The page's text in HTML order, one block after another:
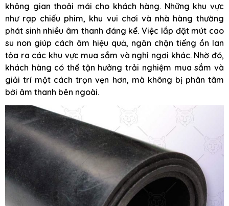
không gian thoải mái cho khách hàng. Những khu vực
như rạp chiếu phim, khu vui chơi và nhà hàng thường
phát sinh nhiều âm thanh đáng kể. Việc lắp đặt mút cao
su non giúp cách âm hiệu quả, ngăn chặn tiếng ồn lan
tỏa ra các khu vực mua sắm và nghỉ ngơi khác. Nhờ đó,
khách hàng có thể tận hưởng trải nghiệm mua sắm và
giải trí một cách trọn vẹn hơn, mà không bị phân tâm
bởi âm thanh bên ngoài.